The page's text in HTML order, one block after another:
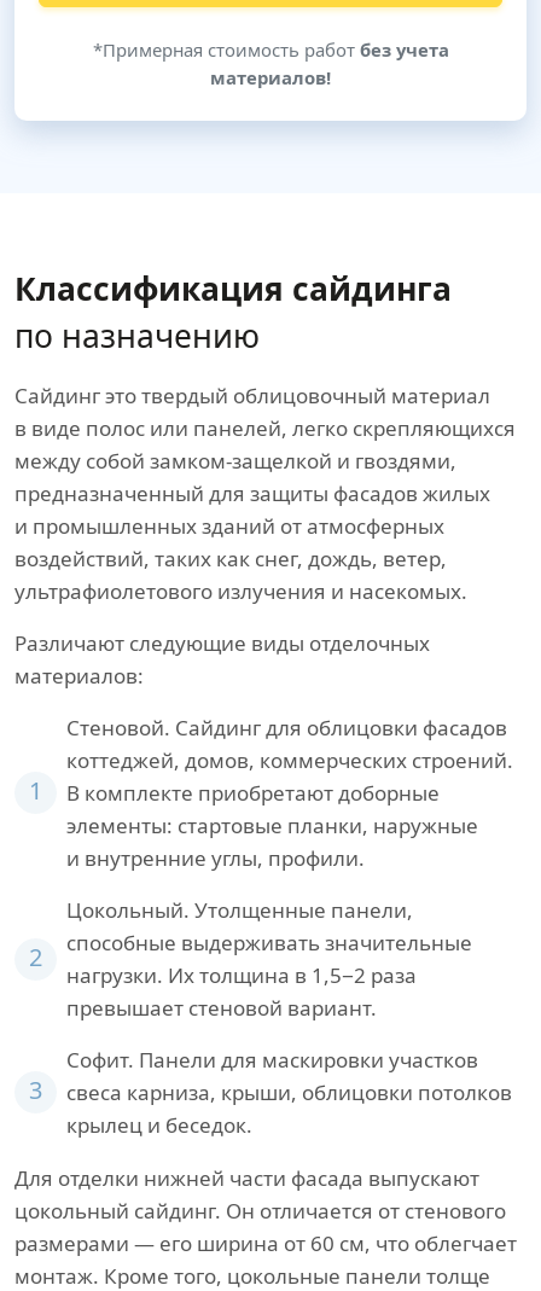
*Примерная стоимость работ без учета
материалов!
Классификация сайдинга
по назначению
Сайдинг это твердый облицовочный материал
в виде полос или панелей, легко скрепляющихся
между собой замком-защелкой и гвоздями,
предназначенный для защиты фасадов жилых
и промышленных зданий от атмосферных
воздействий, таких как снег, дождь, ветер,
ультрафиолетового излучения и насекомых.
Различают следующие виды отделочных
материалов:
1
Стеновой. Сайдинг для облицовки фасадов
коттеджей, домов, коммерческих строений.
В комплекте приобретают доборные
элементы: стартовые планки, наружные
и внутренние углы, профили.
2
Цокольный. Утолщенные панели,
способные выдерживать значительные
нагрузки. Их толщина в 1,5−2 раза
превышает стеновой вариант.
3
Софит. Панели для маскировки участков
свеса карниза, крыши, облицовки потолков
крылец и беседок.
Для отделки нижней части фасада выпускают
цокольный сайдинг. Он отличается от стенового
размерами — его ширина от 60 см, что облегчает
монтаж. Кроме того, цокольные панели толще